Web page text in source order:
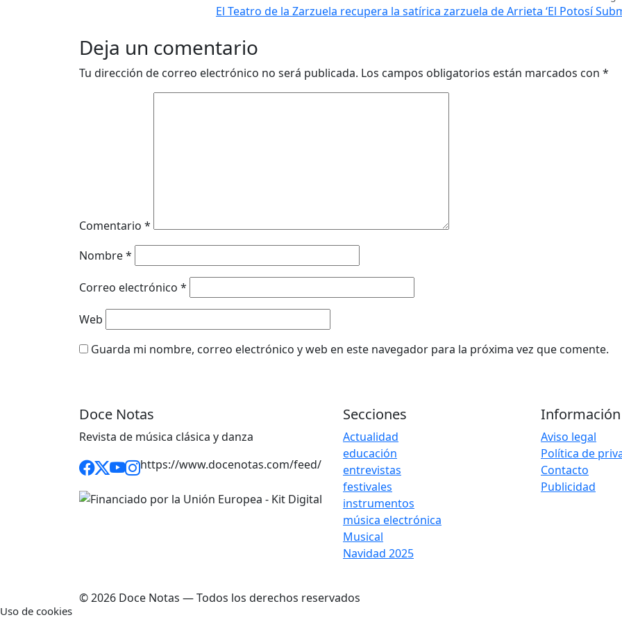
El Teatro de la Zarzuela recupera la satírica zarzuela de Arrieta ‘El Potosí
Deja un comentario
Tu dirección de correo electrónico no será publicada. Los campos obligatorios están marcados con *
Comentario *
Nombre*
Correo electrónico *
Web
Guarda mi nombre, correo electrónico y web en este navegador para la próxima vez que comente.
Doce Notas
Revista de música clásica y danza
https://www.docenotas.com/feed/
Secciones
Actualidad
educación
entrevistas
festivales
instrumentos
música electrónica
Musical
Navidad 2025
Información
Aviso legal
Política de
Contacto
Publicidad
© 2026 Doce Notas — Todos los derechos reservados
Uso de cookies